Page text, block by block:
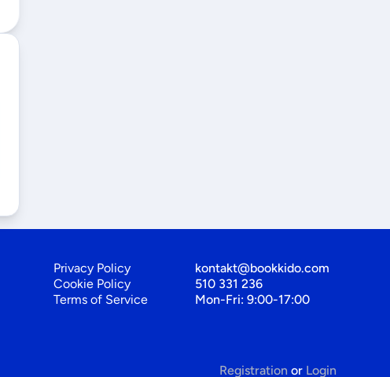
Privacy Policy
Cookie Policy
Terms of Service
kontakt@bookkido.com
510 331 236
Mon-Fri: 9:00-17:00
Registration or Login